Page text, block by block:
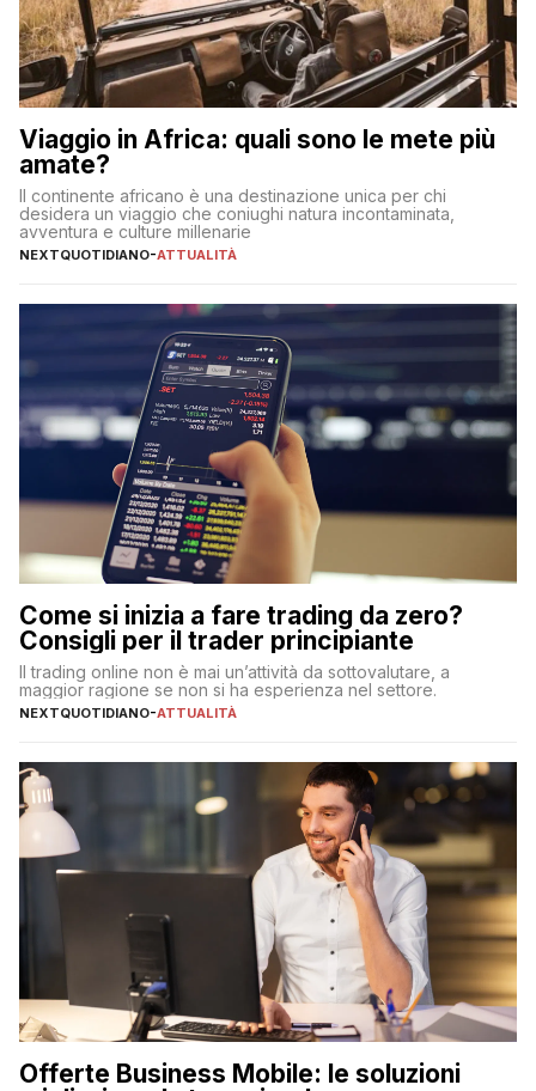
Viaggio in Africa: quali sono le mete più
amate?
Il continente africano è una destinazione unica per chi
desidera un viaggio che coniughi natura incontaminata,
avventura e culture millenarie
NEXTQUOTIDIANO-ATTUALITÀ
Come si inizia a fare trading da zero?
Consigli per il trader principiante
Il trading online non è mai un’attività da sottovalutare, a
maggior ragione se non si ha esperienza nel settore.
NEXTQUOTIDIANO-ATTUALITÀ
Offerte Business Mobile: le soluzioni